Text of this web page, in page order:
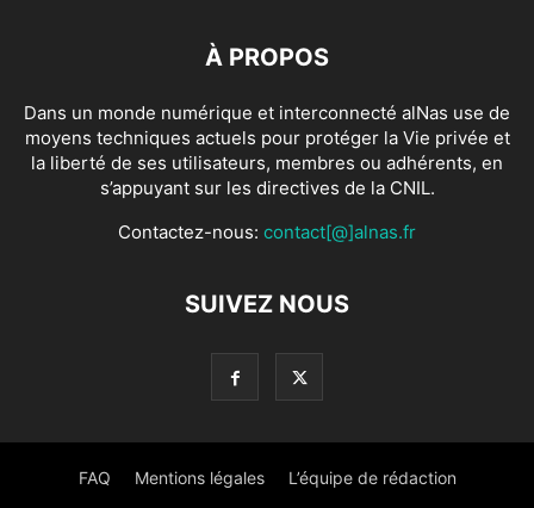
À PROPOS
Dans un monde numérique et interconnecté alNas use de
moyens techniques actuels pour protéger la Vie privée et
la liberté de ses utilisateurs, membres ou adhérents, en
s’appuyant sur les directives de la CNIL.
Contactez-nous: contact[@]alnas.fr
SUIVEZ NOUS
FAQ Mentions légales L’équipe de rédaction